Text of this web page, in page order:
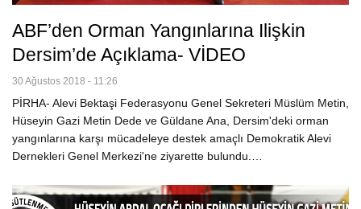
ABF’den Orman Yangınlarına Ilişkin
Dersim’de Açıklama- VİDEO
30 Ağustos 2018 - 11:26
PİRHA- Alevi Bektaşi Federasyonu Genel Sekreteri Müslüm Metin,
Hüseyin Gazi Metin Dede ve Güldane Ana, Dersim'deki orman
yangınlarına karşı mücadeleye destek amaçlı Demokratik Alevi
Dernekleri Genel Merkezi'ne ziyarette bulundu.…